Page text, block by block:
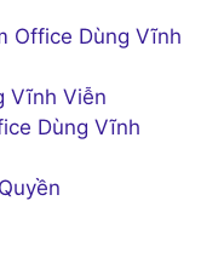
Office Dùng Vĩnh
Vĩnh Viễn
Dùng Vĩnh